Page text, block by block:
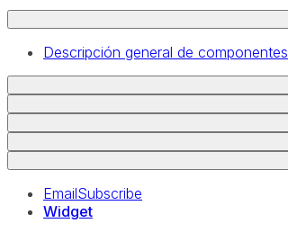
Descripción general de componentes
EmailSubscribe
Widget